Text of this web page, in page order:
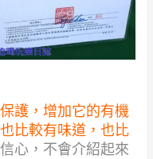
護，增加它的有機
比較有味道，也比
心，不會介紹起來